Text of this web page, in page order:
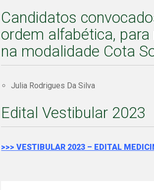
Candidatos
ordem alfabética,
na modalidade Cota
Julia Rodrigues Da Silva
Edital Vestibular 2023
>>> VESTIBULAR 2023 – EDITAL